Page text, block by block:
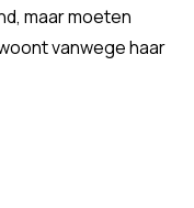
maar moeten
vanwege haar